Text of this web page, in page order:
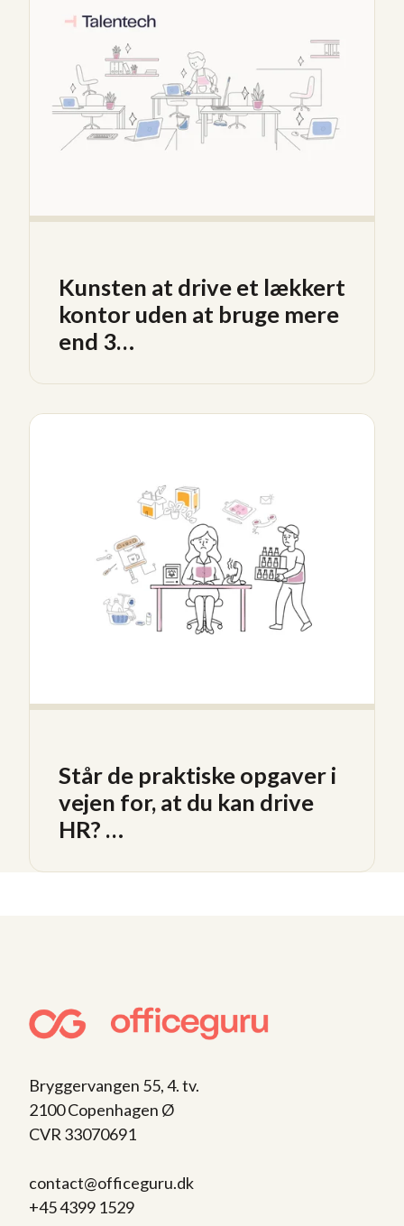
Kunsten at drive et lækkert
kontor uden at bruge mere
end 3…
Står de praktiske opgaver i
vejen for, at du kan drive
HR? …
Bryggervangen 55, 4. tv.
2100 Copenhagen Ø
CVR 33070691
contact@officeguru.dk
+45 4399 1529